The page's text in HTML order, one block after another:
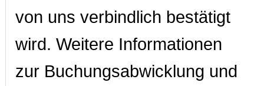
von uns verbindlich bestätigt
wird. Weitere Informationen
zur Buchungsabwicklung und